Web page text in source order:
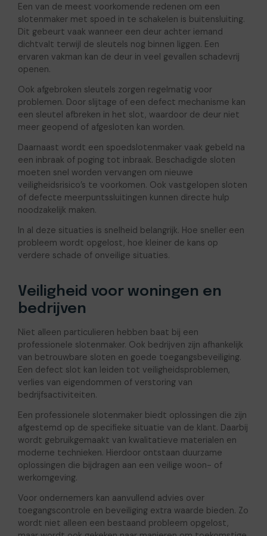
Een van de meest voorkomende redenen om een
slotenmaker met spoed in te schakelen is buitensluiting.
Dit gebeurt vaak wanneer een deur achter iemand
dichtvalt terwijl de sleutels nog binnen liggen. Een
ervaren vakman kan de deur in veel gevallen schadevrij
openen.
Ook afgebroken sleutels zorgen regelmatig voor
problemen. Door slijtage of een defect mechanisme kan
een sleutel afbreken in het slot, waardoor de deur niet
meer geopend of afgesloten kan worden.
Daarnaast wordt een spoedslotenmaker vaak gebeld na
een inbraak of poging tot inbraak. Beschadigde sloten
moeten snel worden vervangen om nieuwe
veiligheidsrisico’s te voorkomen. Ook vastgelopen sloten
of defecte meerpuntssluitingen kunnen directe hulp
noodzakelijk maken.
In al deze situaties is snelheid belangrijk. Hoe sneller een
probleem wordt opgelost, hoe kleiner de kans op
verdere schade of onveilige situaties.
Veiligheid voor woningen en
bedrijven
Niet alleen particulieren hebben baat bij een
professionele slotenmaker. Ook bedrijven zijn afhankelijk
van betrouwbare sloten en goede toegangsbeveiliging.
Een defect slot kan leiden tot veiligheidsproblemen,
verlies van eigendommen of verstoring van
bedrijfsactiviteiten.
Een professionele slotenmaker biedt oplossingen die zijn
afgestemd op de specifieke situatie van de klant. Daarbij
wordt gebruikgemaakt van kwalitatieve materialen en
moderne technieken. Hierdoor ontstaan duurzame
oplossingen die bijdragen aan een veilige woon- of
werkomgeving.
Voor ondernemers kan aanvullend advies over
toegangscontrole en beveiliging extra waarde bieden. Zo
wordt niet alleen een bestaand probleem opgelost,